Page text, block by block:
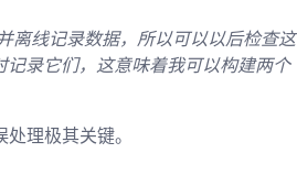
离线记录数据，所以可以以后检查这
录它们，这意味着我可以构建两个
理极其关键。